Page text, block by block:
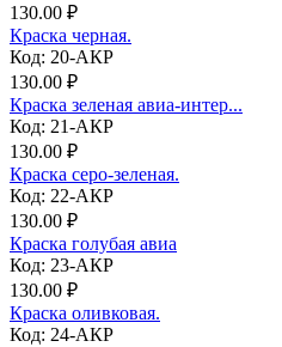
130.00 ₽
Краска черная.
Код: 20-АКР
130.00 ₽
Краска зеленая авиа-интер...
Код: 21-АКР
130.00 ₽
Краска серо-зеленая.
Код: 22-АКР
130.00 ₽
Краска голубая авиа
Код: 23-АКР
130.00 ₽
Краска оливковая.
Код: 24-АКР